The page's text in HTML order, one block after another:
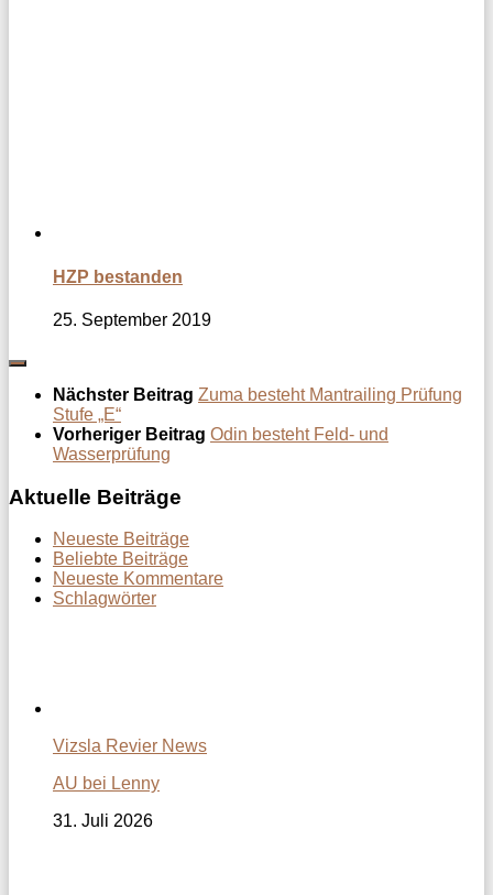
HZP bestanden
25. September 2019
Nächster Beitrag Zuma besteht Mantrailing Prüfung
Stufe „E“
Vorheriger Beitrag Odin besteht Feld- und
Wasserprüfung
Aktuelle Beiträge
Neueste Beiträge
Beliebte Beiträge
Neueste Kommentare
Schlagwörter
Vizsla Revier News
AU bei Lenny
31. Juli 2026